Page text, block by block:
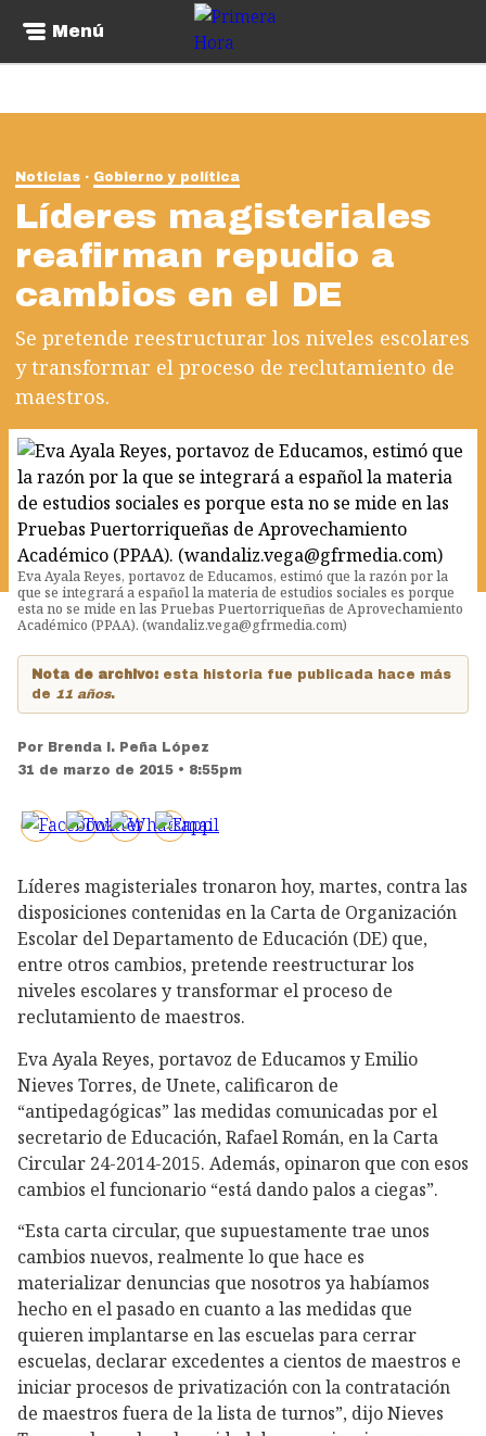
Menú
Noticias Gobierno y política
Líderes magisteriales
reafirman repudio a
cambios en el DE
Se pretende reestructurar los niveles escolares
y transformar el proceso de reclutamiento de
maestros.
Eva Ayala Reyes, portavoz de Educamos, estimó que la razón por la
que se integrará a español la materia de estudios sociales es porque
esta no se mide en las Pruebas Puertorriqueñas de Aprovechamiento
Académico (PPAA). (wandaliz.vega@gfrmedia.com)
Nota de archivo: esta historia fue publicada hace más
de 11 años.
Por Brenda I. Peña López
31 de marzo de 2015 • 8:55pm
Líderes magisteriales tronaron hoy, martes, contra las
disposiciones contenidas en la Carta de Organización
Escolar del Departamento de Educación (DE) que,
entre otros cambios, pretende reestructurar los
niveles escolares y transformar el proceso de
reclutamiento de maestros.
Eva Ayala Reyes, portavoz de Educamos y Emilio
Nieves Torres, de Unete, calificaron de
“antipedagógicas” las medidas comunicadas por el
secretario de Educación, Rafael Román, en la Carta
Circular 24-2014-2015. Además, opinaron que con esos
cambios el funcionario “está dando palos a ciegas”.
“Esta carta circular, que supuestamente trae unos
cambios nuevos, realmente lo que hace es
materializar denuncias que nosotros ya habíamos
hecho en el pasado en cuanto a las medidas que
quieren implantarse en las escuelas para cerrar
escuelas, declarar excedentes a cientos de maestros e
iniciar procesos de privatización con la contratación
de maestros fuera de la lista de turnos”, dijo Nieves